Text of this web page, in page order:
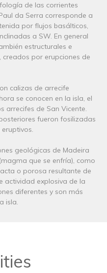
de las corrientes
da Serra corresponde a
por flujos basálticos,
a SW. En general
estructurales e
creados por erupciones de
calizas de arrecife
se conocen en la isla, el
arrecifes de San Vicente.
fueron fosilizadas
geológicas de Madeira
que se enfría), como
o porosa resultante de
actividad explosiva de la
diferentes y son más
isla.